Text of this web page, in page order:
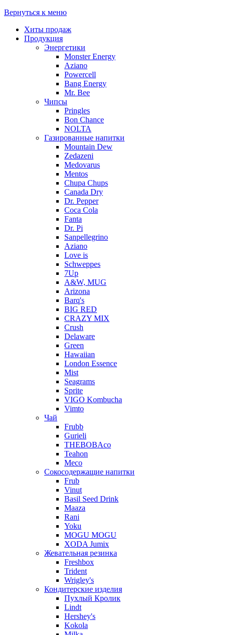
Вернуться к меню
Хиты продаж
Продукция
Энергетики
Monster Energy
Aziano
Powercell
Bang Energy
Mr. Bee
Чипсы
Pringles
Bon Chance
NOLTA
Газированные напитки
Mountain Dew
Zedazeni
Medovarus
Mentos
Chupa Chups
Canada Dry
Dr. Pepper
Coca Cola
Fanta
Dr. Pi
Sanpellegrino
Aziano
Love is
Schweppes
7Up
A&W, MUG
Arizona
Barq's
BIG RED
CRAZY MIX
Crush
Delaware
Green
Hawaiian
London Essence
Mist
Seagrams
Sprite
VIGO Kombucha
Vimto
Чай
Frubb
Gurieli
THEBOBAco
Teahon
Meco
Сокосодержащие напитки
Frub
Vinut
Basil Seed Drink
Maaza
Rani
Yoku
MOGU MOGU
XODA Jumix
Жевательная резинка
Freshbox
Trident
Wrigley's
Кондитерские изделия
Пухлый Кролик
Lindt
Hershey's
Kokola